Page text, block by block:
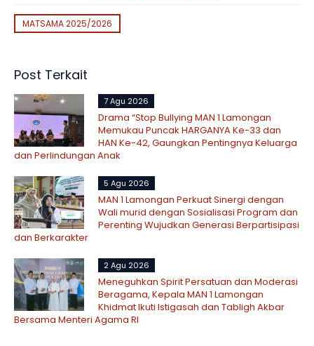
MATSAMA 2025/2026
Post Terkait
7 Agu 2026
Drama “Stop Bullying MAN 1 Lamongan
Memukau Puncak HARGANYA Ke-33 dan
HAN Ke-42, Gaungkan Pentingnya Keluarga
dan Perlindungan Anak
5 Agu 2026
MAN 1 Lamongan Perkuat Sinergi dengan
Wali murid dengan Sosialisasi Program dan
Perenting Wujudkan Generasi Berpartisipasi
dan Berkarakter
2 Agu 2026
Meneguhkan Spirit Persatuan dan Moderasi
Beragama, Kepala MAN 1 Lamongan
Khidmat Ikuti Istigasah dan Tabligh Akbar
Bersama Menteri Agama RI